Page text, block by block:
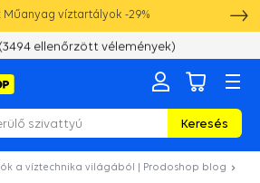
Műanyag víztartályok -29%
(3494 ellenőrzött vélemények)
Keresés
a víztechnika világából | Prodoshop blog